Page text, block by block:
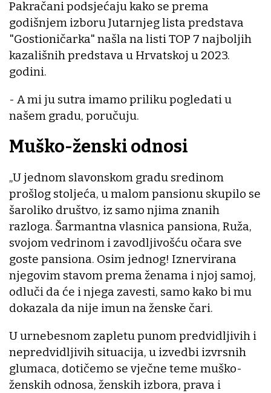
Pakračani podsjećaju kako se prema
godišnjem izboru Jutarnjeg lista predstava
"Gostioničarka" našla na listi TOP 7 najboljih
kazališnih predstava u Hrvatskoj u 2023.
godini.
- A mi ju sutra imamo priliku pogledati u
našem gradu, poručuju.
Muško-ženski odnosi
„U jednom slavonskom gradu sredinom
prošlog stoljeća, u malom pansionu skupilo se
šaroliko društvo, iz samo njima znanih
razloga. Šarmantna vlasnica pansiona, Ruža,
svojom vedrinom i zavodljivošću očara sve
goste pansiona. Osim jednog! Iznervirana
njegovim stavom prema ženama i njoj samoj,
odluči da će i njega zavesti, samo kako bi mu
dokazala da nije imun na ženske čari.
U urnebesnom zapletu punom predvidljivih i
nepredvidljivih situacija, u izvedbi izvrsnih
glumaca, dotičemo se vječne teme muško-
ženskih odnosa, ženskih izbora, prava i